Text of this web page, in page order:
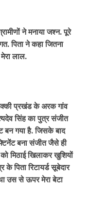
ने मनाया जश्न. पूरे
पिता ने कहा जितना
लाल.
प्रखंड के अरक गांव
सिंह का पुत्र संजीत
बन गया है. जिसके बाद
बना संजीत जैसे ही
मिठाई खिलाकर खुशियों
पिता रिटायर्ड सूबेदार
उस से ऊपर मेरा बेटा